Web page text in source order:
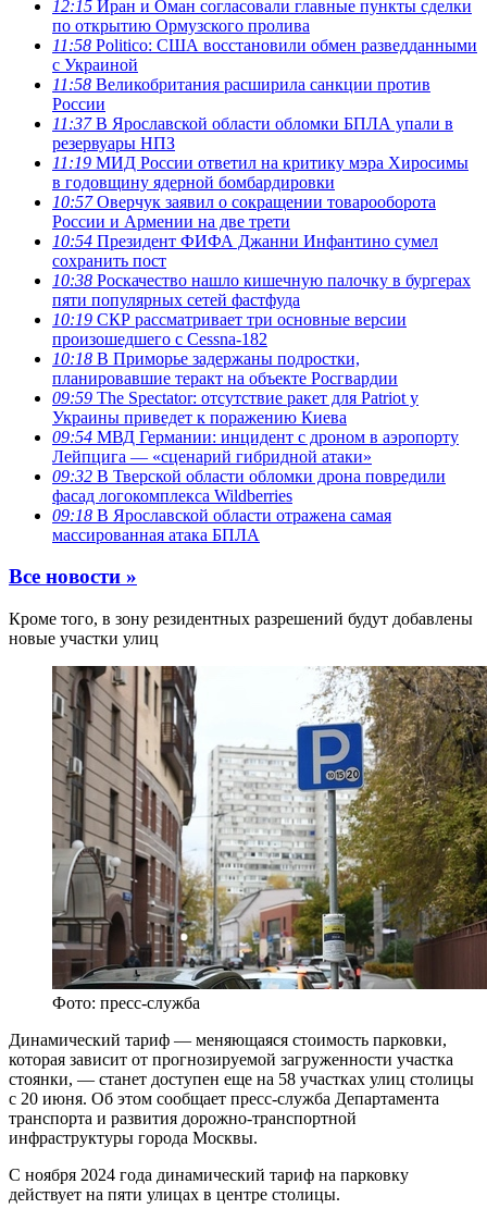
12:15 Иран и Оман согласовали главные пункты сделки
по открытию Ормузского пролива
11:58 Politico: США восстановили обмен разведданными
с Украиной
11:58 Великобритания расширила санкции против
России
11:37В Ярославской области обломки БПЛА упали в
резервуары НПЗ
11:19 МИД России ответил на критику мэра Хиросимы
в годовщину ядерной бомбардировки
10:57Оверчук заявил о сокращении товарооборота
России и Армении на две трети
10:54 Президент ФИФА Джанни Инфантино сумел
сохранить пост
10:38 Роскачество нашло кишечную палочку в бургерах
пяти популярных сетей фастфуда
10:19 СКР рассматривает три основные версии
произошедшего с Cessna-182
10:18 В Приморье задержаны подростки,
планировавшие теракт на объекте Росгвардии
09:59 The Spectator: отсутствие ракет для Patriot у
Украины приведет к поражению Киева
09:54 МВД Германии: инцидент с дроном в аэропорту
Лейпцига — «сценарий гибридной атаки»
09:32 В Тверской области обломки дрона повредили
фасад логокомплекса Wildberries
09:18 В Ярославской области отражена самая
массированная атака БПЛА
Все новости »
Кроме того, в зону резидентных разрешений будут добавлены
новые участки улиц
Фото: пресс-служба
Динамический тариф — меняющаяся стоимость парковки,
которая зависит от прогнозируемой загруженности участка
стоянки, — станет доступен еще на 58 участках улиц столицы
с 20 июня. Об этом сообщает пресс-служба Департамента
транспорта и развития дорожно-транспортной
инфраструктуры города Москвы.
С ноября 2024 года динамический тариф на парковку
действует на пяти улицах в центре столицы.